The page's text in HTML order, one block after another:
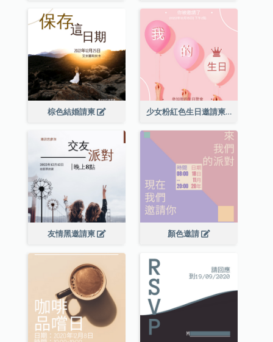
棕色結婚請柬 少女粉紅色生日邀請柬
友情黑邀請柬 顏色邀請